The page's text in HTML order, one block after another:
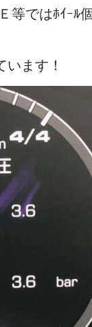
等ではﾎｲｰﾙ
ます！